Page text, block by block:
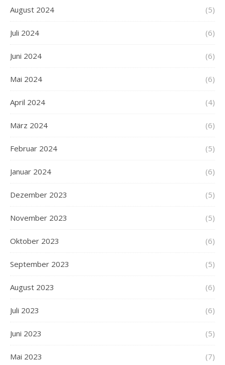
August 2024 (5)
Juli 2024 (6)
Juni 2024 (6)
Mai 2024 (6)
April 2024 (4)
März 2024 (6)
Februar 2024 (5)
Januar 2024 (6)
Dezember 2023 (5)
November 2023 (5)
Oktober 2023 (6)
September 2023 (5)
August 2023 (6)
Juli 2023 (6)
Juni 2023 (5)
Mai 2023 (7)